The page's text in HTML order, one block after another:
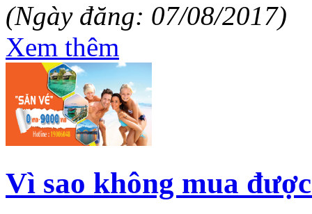
(Ngày đăng: 07/08/2017)
Xem thêm
Vì sao không mua